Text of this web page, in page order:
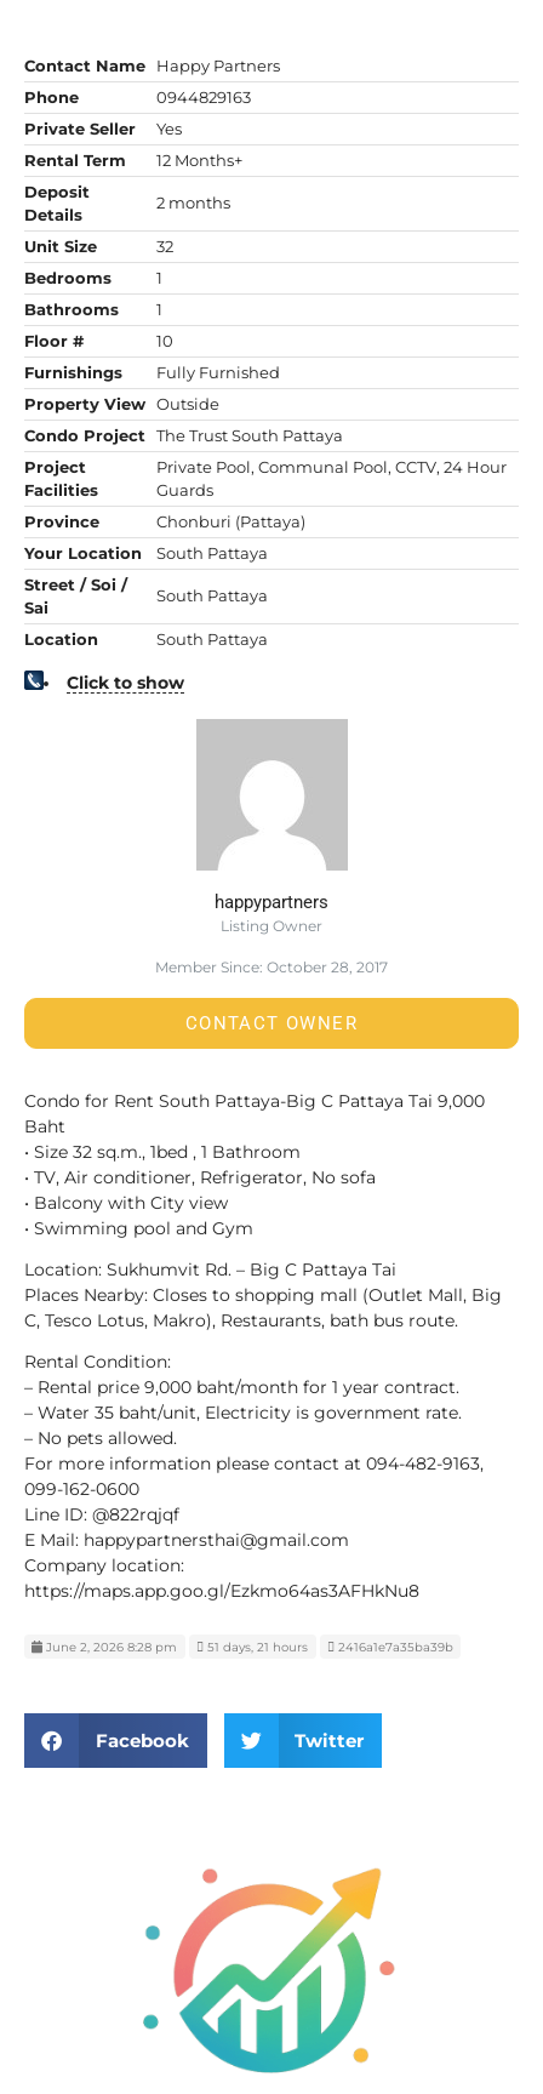
Contact Name
Happy Partners
Phone
0944829163
Private Seller
Yes
Rental Term
12 Months+
Deposit
Details
2 months
Unit Size
32
Bedrooms
1
Bathrooms
1
Floor #
10
Furnishings
Fully Furnished
Property View Outside
Condo Project
The Trust South Pattaya
Project
Facilities
Private Pool, Communal Pool, CCTV, 24 Hour
Guards
Province
Chonburi (Pattaya)
Your Location
South Pattaya
Street / Soi /
Sai
South Pattaya
Location South Pattaya
Click to show
happypartners
Listing Owner
Member Since: October 28, 2017
CONTACT OWNER
Condo for Rent South Pattaya-Big C Pattaya Tai 9,000
Baht
• Size 32 sq.m., 1bed , 1 Bathroom
• TV, Air conditioner, Refrigerator, No sofa
• Balcony with City view
• Swimming pool and Gym
Location: Sukhumvit Rd. – Big C Pattaya Tai
Places Nearby: Closes to shopping mall (Outlet Mall, Big
C, Tesco Lotus, Makro), Restaurants, bath bus route.
Rental Condition:
– Rental price 9,000 baht/month for 1 year contract.
– Water 35 baht/unit, Electricity is government rate.
– No pets allowed.
For more information please contact at 094-482-9163,
099-162-0600
Line ID: @822rqjqf
E Mail: happypartnersthai@gmail.com
Company location:
https://maps.app.goo.gl/Ezkmo64as3AFHkNu8
June 2, 2026 8:28 pm 51 days, 21 hours 2416a1e7a35ba39b
Facebook Twitter